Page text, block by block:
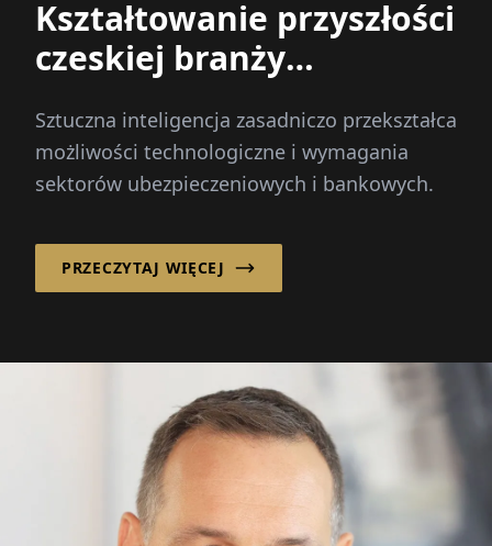
Kształtowanie przyszłości
czeskiej branży
Sztuczna inteligencja zasadniczo przekształca
możliwości technologiczne i wymagania
sektorów ubezpieczeniowych i bankowych.
PRZECZYTAJ WIĘCEJ